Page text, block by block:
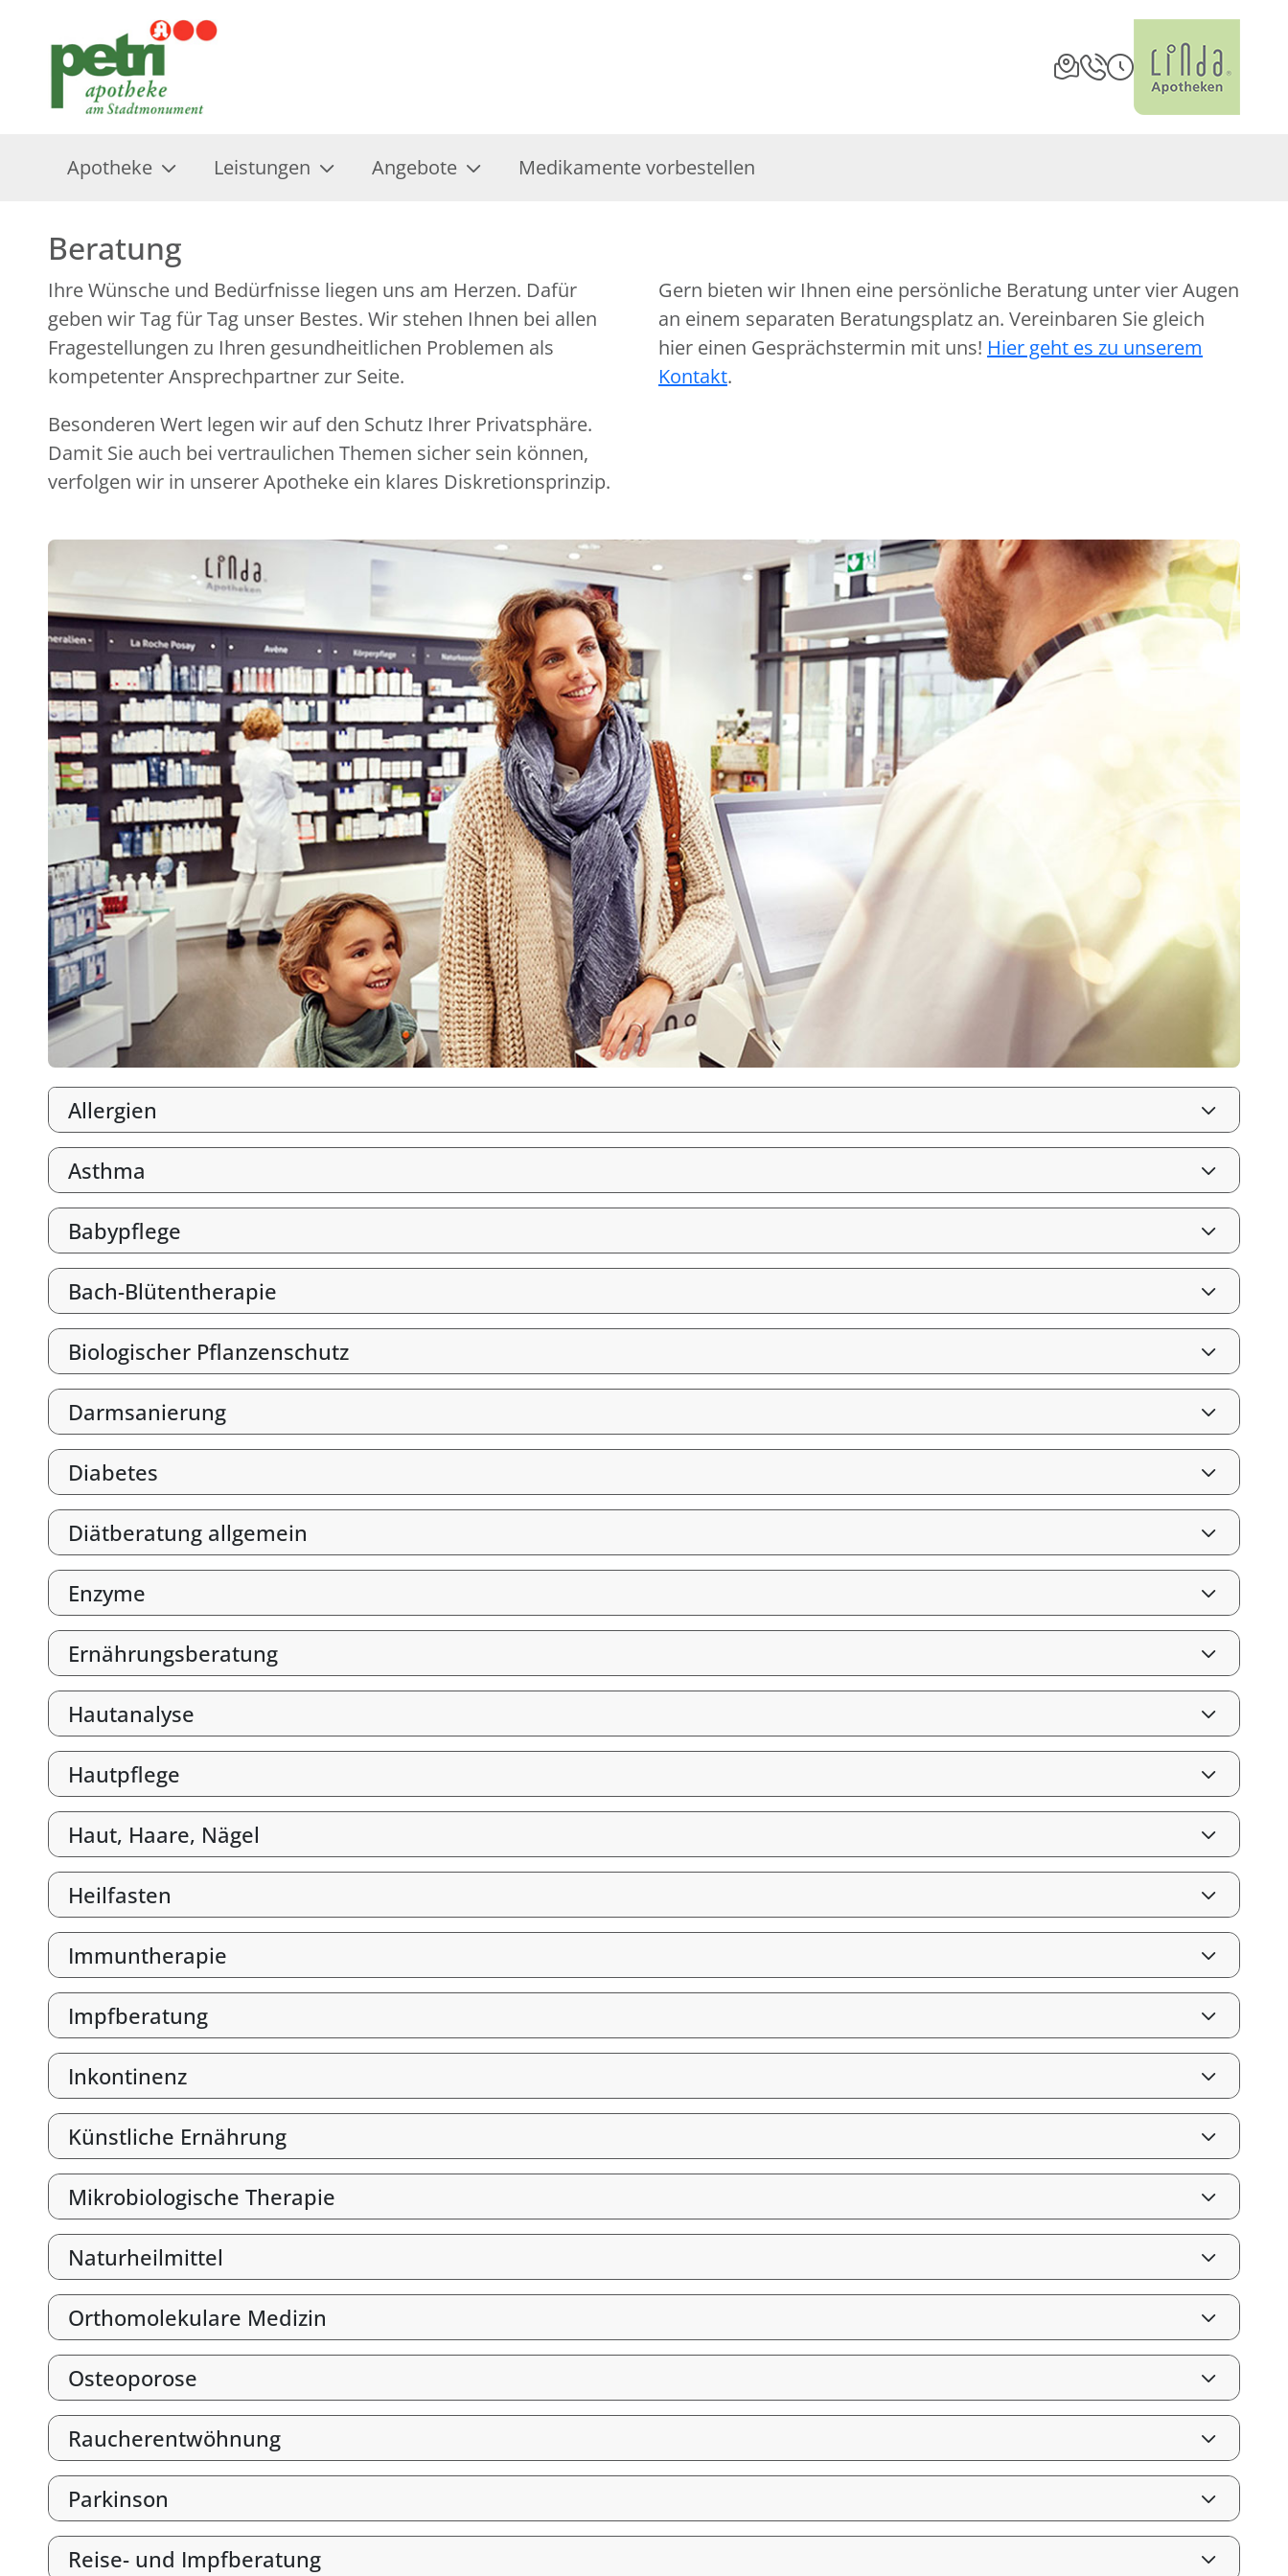
Apotheke Leistungen Angebote Medikamente vorbestellen
Beratung
Ihre Wünsche und Bedürfnisse liegen uns am Herzen. Dafür
geben wir Tag für Tag unser Bestes. Wir stehen Ihnen bei allen
Fragestellungen zu Ihren gesundheitlichen Problemen als
kompetenter Ansprechpartner zur Seite.
Besonderen Wert legen wir auf den Schutz Ihrer Privatsphäre.
Damit Sie auch bei vertraulichen Themen sicher sein können,
verfolgen wir in unserer Apotheke ein klares Diskretionsprinzip.
Gern bieten wir Ihnen eine persönliche Beratung unter vier Augen
an einem separaten Beratungsplatz an. Vereinbaren Sie gleich
hier einen Gesprächstermin mit uns! Hier geht es zu unserem
Kontakt.
Allergien
Asthma
Babypflege
Bach-Blütentherapie
Biologischer Pflanzenschutz
Darmsanierung
Diabetes
Diätberatung allgemein
Enzyme
Ernährungsberatung
Hautanalyse
Hautpflege
Haut, Haare, Nägel
Heilfasten
Immuntherapie
Impfberatung
Inkontinenz
Künstliche Ernährung
Mikrobiologische Therapie
Naturheilmittel
Orthomolekulare Medizin
Osteoporose
Raucherentwöhnung
Parkinson
Reise- und Impfberatung